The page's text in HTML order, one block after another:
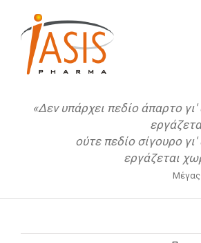
«Δεν υπάρχει πεδίο άπαρτο
ούτε πεδίο σίγουρο
εργάζεται
Μέγας